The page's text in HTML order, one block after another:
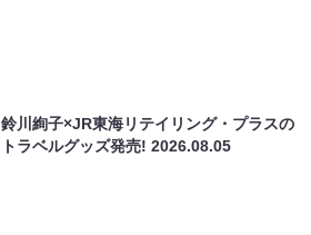
鈴川絢子×JR東海リテイリング・プラスの
トラベルグッズ発売!2026.08.05